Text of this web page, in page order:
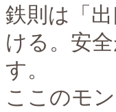
鉄則は「
ける。安
す。
ここのモ